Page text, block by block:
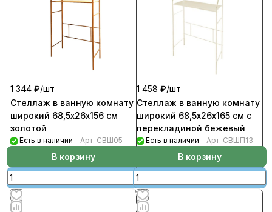
1 344 ₽/шт
Стеллаж в ванную комнату
широкий 68,5х26х156 см
золотой
Есть в наличии Арт. СВШ05
В корзину
1 458 ₽/шт
Стеллаж в ванную комнату
широкий 68,5х26х165 см с
перекладиной бежевый
Есть в наличии Арт. СВШП13
В корзину